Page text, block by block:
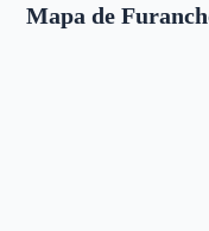
Mapa de